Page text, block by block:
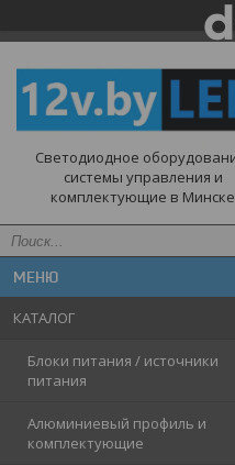
Светодиодное
системы управления и
комплектующие в Минске
КАТАЛОГ
Блоки питания / источники
питания
Алюминиевый профиль и
комплектующие